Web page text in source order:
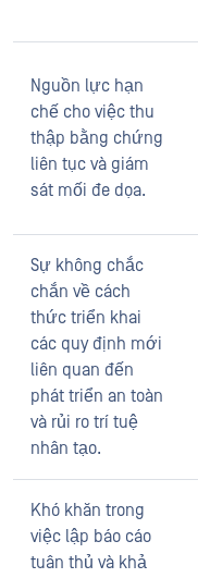
Nguồn lực hạn
chế cho việc thu
thập bằng chứng
liên tục và giám
sát mối đe dọa.
Sự không chắc
chắn về cách
thức triển khai
các quy định mới
liên quan đến
phát triển an toàn
và rủi ro trí tuệ
nhân tạo.
Khó khăn trong
việc lập báo cáo
tuân thủ và khả